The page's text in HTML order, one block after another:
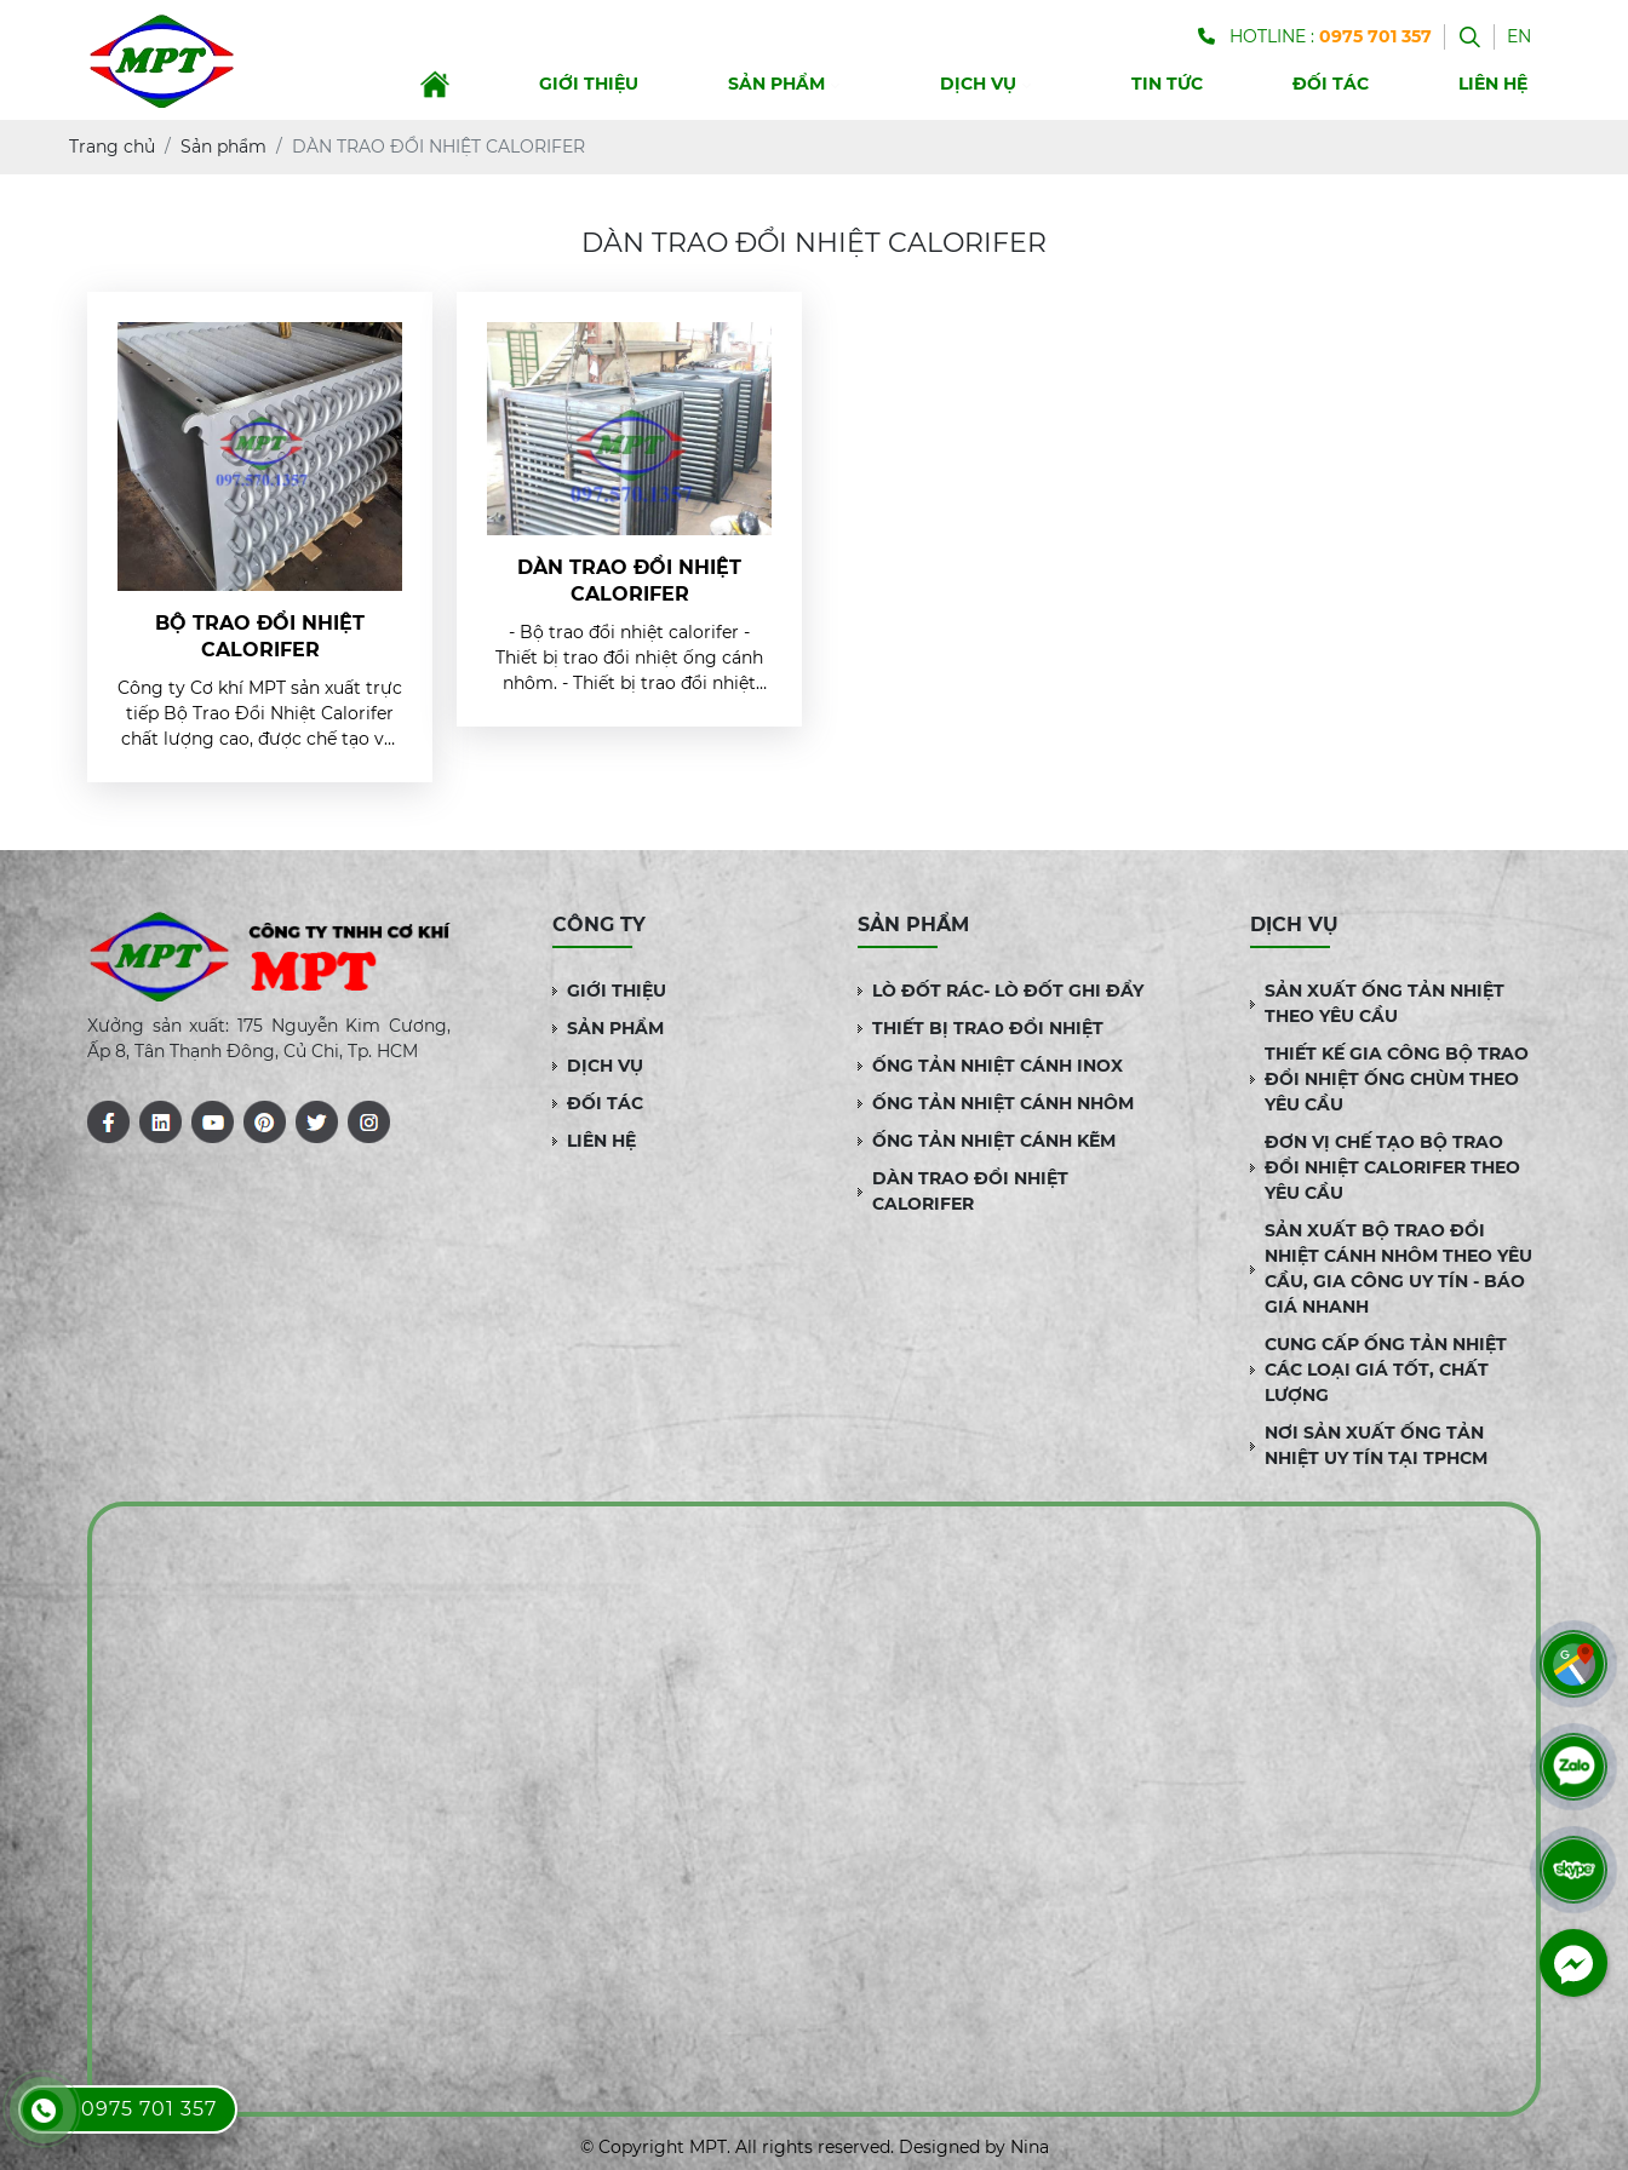
HOTLINE : 0975 701 357 EN
GIỚI THIỆU SẢN PHẨM DỊCH VỤ TIN TỨC ĐỐI TÁC LIÊN HỆ
Trang chủ Sản phẩm DÀN TRAO ĐỔI NHIỆT CALORIFER
DÀN TRAO ĐỔI NHIỆT CALORIFER
BỘ TRAO ĐỔI NHIỆT
CALORIFER
Công ty Cơ khí MPT sản xuất trực
tiếp Bộ Trao Đổi Nhiệt Calorifer
chất lượng cao, được chế tạo với
DÀN TRAO ĐỔI NHIỆT
CALORIFER
- Bộ trao đổi nhiệt calorifer -
Thiết bị trao đổi nhiệt ống cánh
nhôm. - Thiết bị trao đổi nhiệt
Xưởng sản xuất: 175 Nguyễn Kim Cương,
Ấp 8, Tân Thạnh Đông, Củ Chi, Tp. HCM
CÔNG TY
GIỚI THIỆU
SẢN PHẨM
DỊCH VỤ
ĐỐI TÁC
LIÊN HỆ
SẢN PHẨM
LÒ ĐỐT RÁC- LÒ ĐỐT GHI ĐẨY
THIẾT BỊ TRAO ĐỔI NHIỆT
ỐNG TẢN NHIỆT CÁNH INOX
ỐNG TẢN NHIỆT CÁNH NHÔM
ỐNG TẢN NHIỆT CÁNH KẼM
DÀN TRAO ĐỔI NHIỆT
CALORIFER
DỊCH VỤ
SẢN XUẤT ỐNG TẢN NHIỆT
THEO YÊU CẦU
THIẾT KẾ GIA CÔNG BỘ TRAO
ĐỔI NHIỆT ỐNG CHÙM THEO
YÊU CẦU
ĐƠN VỊ CHẾ TẠO BỘ TRAO
ĐỔI NHIỆT CALORIFER THEO
YÊU CẦU
SẢN XUẤT BỘ TRAO ĐỔI
NHIỆT CÁNH NHÔM THEO YÊU
CẦU, GIA CÔNG UY TÍN - BÁO
GIÁ NHANH
CUNG CẤP ỐNG TẢN NHIỆT
CÁC LOẠI GIÁ TỐT, CHẤT
LƯỢNG
NƠI SẢN XUẤT ỐNG TẢN
NHIỆT UY TÍN TẠI TPHCM
© Copyright MPT. All rights reserved. Designed by Nina
0975 701 357